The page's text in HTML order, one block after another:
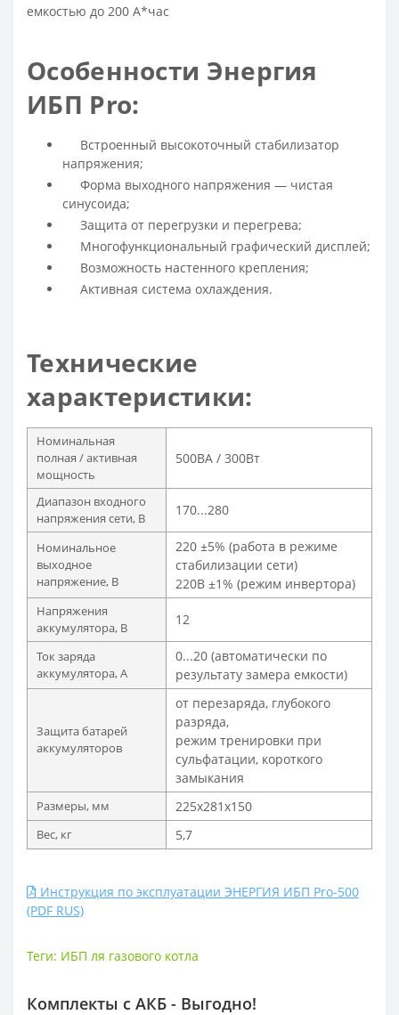
емкостью до 200 А*час
Особенности Энергия
ИБП Pro:
Встроенный высокоточный стабилизатор
напряжения;
Форма выходного напряжения — чистая
синусоида;
Защита от перегрузки и перегрева;
Многофункциональный графический дисплей;
Возможность настенного крепления;
Активная система охлаждения.
Технические
характеристики:
Номинальная
полная / активная
мощность
500ВА / 300Вт
Диапазон входного
напряжения сети, В
170...280
Номинальное
выходное
напряжение, В
220 ±5% (работа в режиме
стабилизации сети)
220В ±1% (режим инвертора)
Напряжения
аккумулятора, В
12
Ток заряда
аккумулятора, А
0...20 (автоматически по
результату замера емкости)
Защита батарей
аккумуляторов
от перезаряда, глубокого
разряда,
режим тренировки при
сульфатации, короткого
замыкания
Размеры, мм 225х281х150
Вес, кг 5,7
Инструкция по эксплуатации ЭНЕРГИЯ ИБП Pro-500
(PDF RUS)
Теги: ИБП ля газового котла
Комплекты с АКБ - Выгодно!